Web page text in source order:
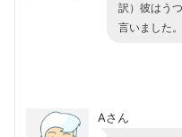
訳）彼はう
言いました。
Aさん